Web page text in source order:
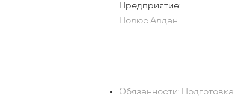
Предприятие:
Полюс Алдан
Обязанности: